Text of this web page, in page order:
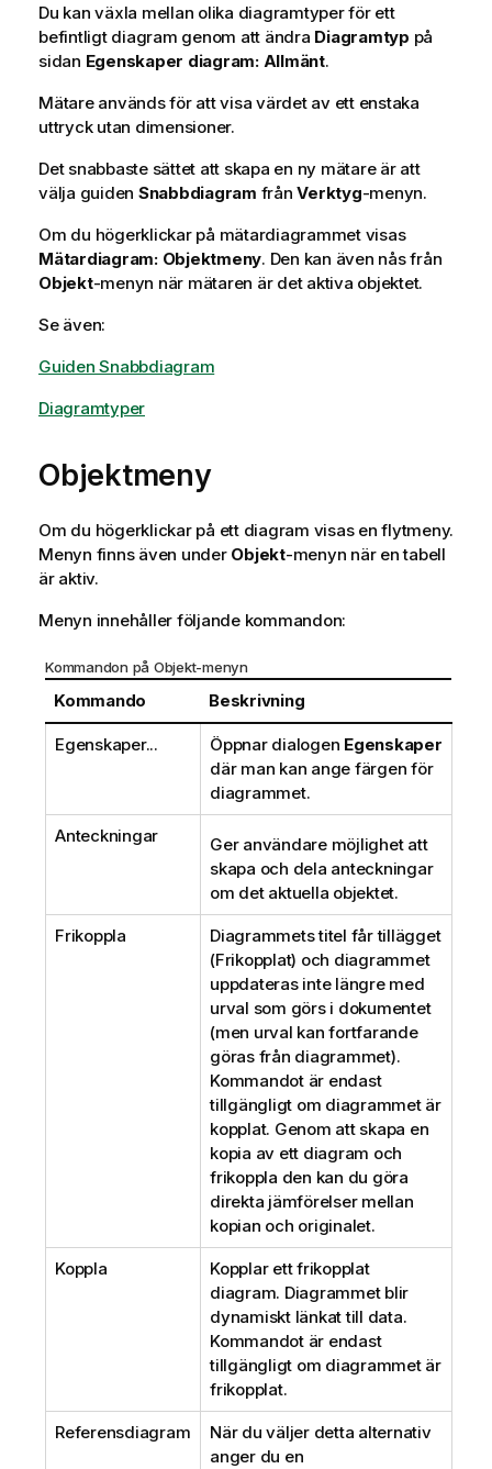
Du kan växla mellan olika diagramtyper för ett
befintligt diagram genom att ändra Diagramtyp på
sidan Egenskaper diagram: Allmänt.
Mätare används för att visa värdet av ett enstaka
uttryck utan dimensioner.
Det snabbaste sättet att skapa en ny mätare är att
välja guiden Snabbdiagram frånVerktyg-menyn.
Om du högerklickar på mätardiagrammet visas
Mätardiagram: Objektmeny. Den kan även nås från
Objekt-menyn när mätaren är det aktiva objektet.
Se även:
Guiden Snabbdiagram
Diagramtyper
Objektmeny
Om du högerklickar på ett diagram visas en flytmeny.
Menyn finns även under Objekt-menyn när en tabell
är aktiv.
Menyn innehåller följande kommandon:
Kommandon på Objekt-menyn
Kommando Beskrivning
Egenskaper... Öppnar dialogen Egenskaper
där man kan ange färgen för
diagrammet.
Anteckningar
Ger användare möjlighet att
skapa och dela anteckningar
om det aktuella objektet.
Frikoppla
Diagrammets titel får tillägget
(Frikopplat) och diagrammet
uppdateras inte längre med
urval som görs i dokumentet
(men urval kan fortfarande
göras från diagrammet).
Kommandot är endast
tillgängligt om diagrammet är
kopplat. Genom att skapa en
kopia av ett diagram och
frikoppla den kan du göra
direkta jämförelser mellan
kopian och originalet.
Koppla
Kopplar ett frikopplat
diagram. Diagrammet blir
dynamiskt länkat till data.
Kommandot är endast
tillgängligt om diagrammet är
frikopplat.
Referensdiagram
När du väljer detta alternativ
anger du en